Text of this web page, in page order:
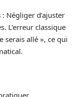
: Négliger d’ajuster
L’erreur classique
serais allé », ce qui